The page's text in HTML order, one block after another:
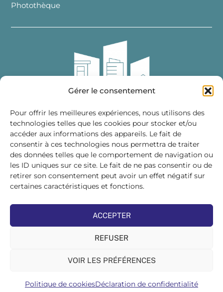
Gérer le consentement
Pour offrir les meilleures expériences, nous utilisons des
technologies telles que les cookies pour stocker et/ou
accéder aux informations des appareils. Le fait de
consentir à ces technologies nous permettra de traiter
des données telles que le comportement de navigation ou
les ID uniques sur ce site. Le fait de ne pas consentir ou de
retirer son consentement peut avoir un effet négatif sur
certaines caractéristiques et fonctions.
ACCEPTER
REFUSER
VOIR LES PRÉFÉRENCES
Politique de cookiesDéclaration de confidentialité
Photothèque
Fédération des Distributeurs
de Matériaux de Construction
215 bis, boulevard Saint-Germain
75007 PARIS
Tél : 01 45 48 28 44
Suivez-nous sur les réseaux sociaux :